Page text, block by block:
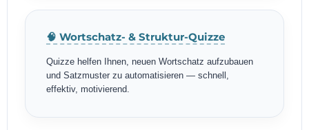
🧠 Wortschatz- & Struktur-Quizze
Quizze helfen Ihnen, neuen Wortschatz aufzubauen
und Satzmuster zu automatisieren — schnell,
effektiv, motivierend.